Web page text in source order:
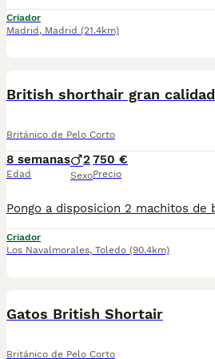
Criador
Madrid , Madrid (21.4km)
British shorthair gran calidad
Británico de Pelo Corto
8 semanas
Edad
2
Sexo
750 €
Precio
Criador
Los Navalmorales, Toledo (90.4km)
Gatos British Shortair
Británico de Pelo Corto